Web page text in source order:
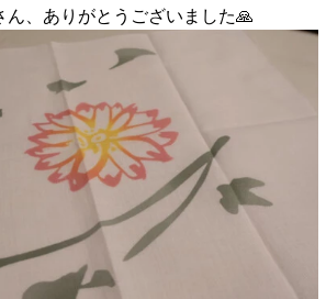
ん、ありがとうございました🙏